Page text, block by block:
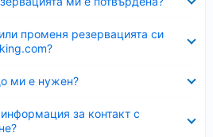
променя резервацията си
ми е нужен?
за контакт с